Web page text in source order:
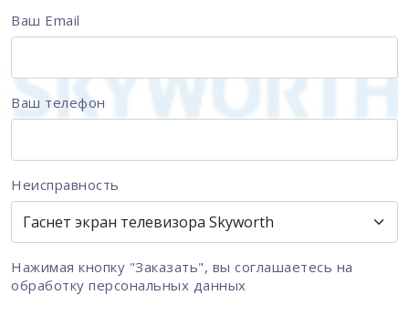
Ваш Email
Ваш телефон
Неисправность
Нажимая кнопку "Заказать", вы соглашаетесь на
обработку персональных данных